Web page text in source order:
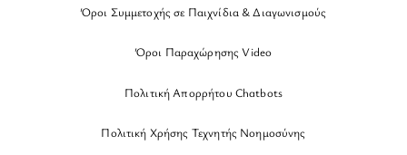
Όροι Συμμετοχής σε Παιχνίδια & Διαγωνισμούς
Όροι Παραχώρησης Video
Πολιτική Απορρήτου Chatbots
Πολιτική Χρήσης Τεχνητής Νοημοσύνης